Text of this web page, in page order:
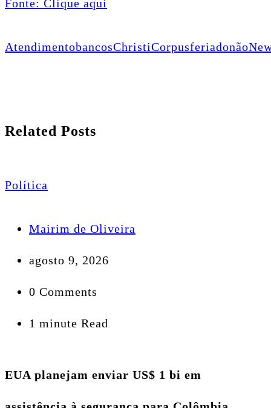
Fonte: Clique aqui
AtendimentobancosChristiCorpusferiadonão
Related Posts
Política
Mairim de Oliveira
agosto 9, 2026
0 Comments
1 minute Read
EUA planejam enviar US$ 1 bi em